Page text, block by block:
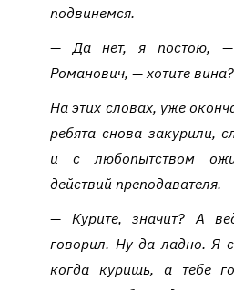
подвинемся.
— Да нет, я постою, —
Романович, — хотите вина?
На этих словах, уже
ребята снова закурили,
и с любопытством
действий преподавателя.
— Курите, значит? А
говорил. Ну да ладно. Я
когда куришь, а тебе